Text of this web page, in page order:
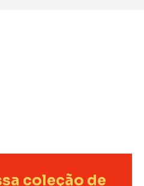
coleção de